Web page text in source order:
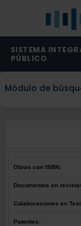
SISTEMA
PÚBLICO
Módulo de
Obras con ISBN:
Documentos en
Colaboraciones en
Patentes: